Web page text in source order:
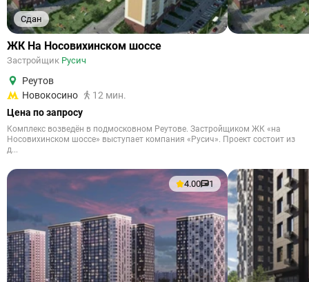
Сдан
ЖК На Носовихинском шоссе
Застройщик Русич
Реутов
Новокосино
12 мин.
Цена по запросу
Комплекс возведён в подмосковном Реутове. Застройщиком ЖК «на
Носовихинском шоссе» выступает компания «Русич». Проект состоит из
д...
4.00 1